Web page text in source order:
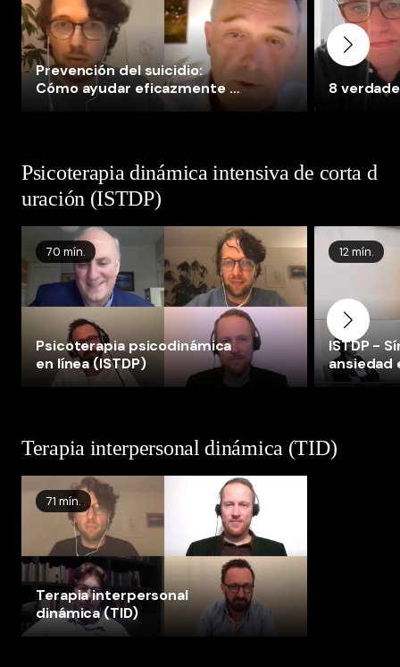
Prevención del suicidio:
Cómo ayudar eficazmente a
los pacientes suicidas
8
Psicoterapia dinámica intensiva de corta d
uración (ISTDP)
70 mín.
Psicoterapia psicodinámica
en línea (ISTDP)
12 mín.
ISTDP -
ansiedad
sesión
Terapia interpersonal dinámica (TID)
71 mín.
Terapia interpersonal
dinámica (TID)